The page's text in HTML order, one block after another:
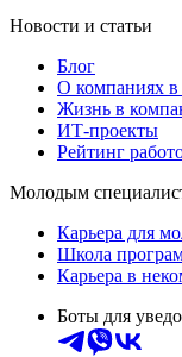
Новости и статьи
Блог
О компаниях
Жизнь в
ИТ-проекты
Рейтинг
Молодым
Карьера для
Школа
Карьера в
Боты для